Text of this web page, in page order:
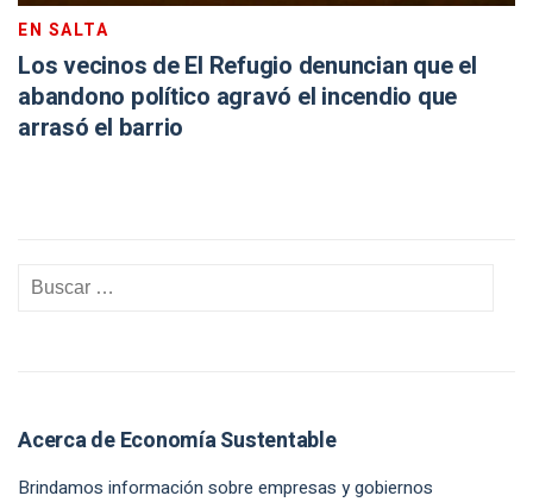
EN SALTA
Los vecinos de El Refugio denuncian que el
abandono político agravó el incendio que
arrasó el barrio
Acerca de Economía Sustentable
Brindamos información sobre empresas y gobiernos